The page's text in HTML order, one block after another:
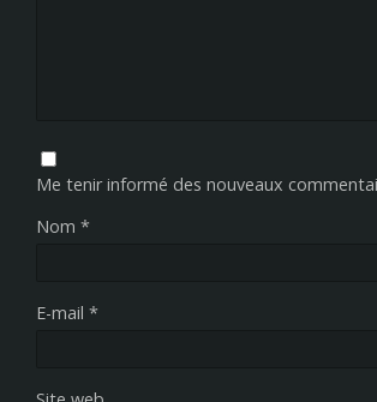
Me tenir informé des nouveaux
Nom *
E-mail *